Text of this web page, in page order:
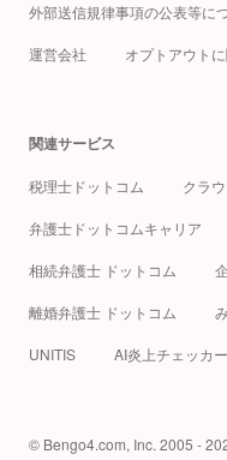
外部送信規律事項の公表等に
運営会社 オプトアウト
関連サービス
税理士ドットコム クラ
弁護士ドットコムキャリア
相続弁護士 ドットコム
離婚弁護士 ドットコム
UNITIS AI炎上チェッカー
© Bengo4.com, Inc. 2005 -